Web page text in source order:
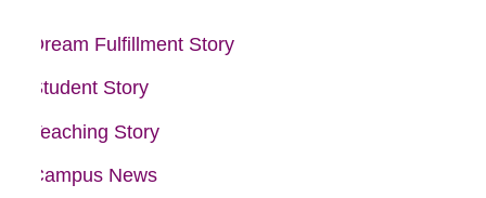
Dream Fulfillment Story
Student Story
Teaching Story
Campus News